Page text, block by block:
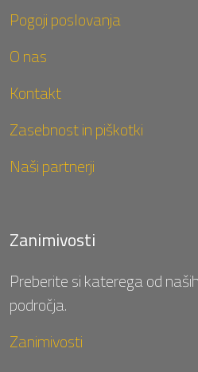
Pogoji poslovanja
O nas
Kontakt
Zasebnost in piškotki
Naši partnerji
Zanimivosti
Preberite si katerega od
področja.
Zanimivosti